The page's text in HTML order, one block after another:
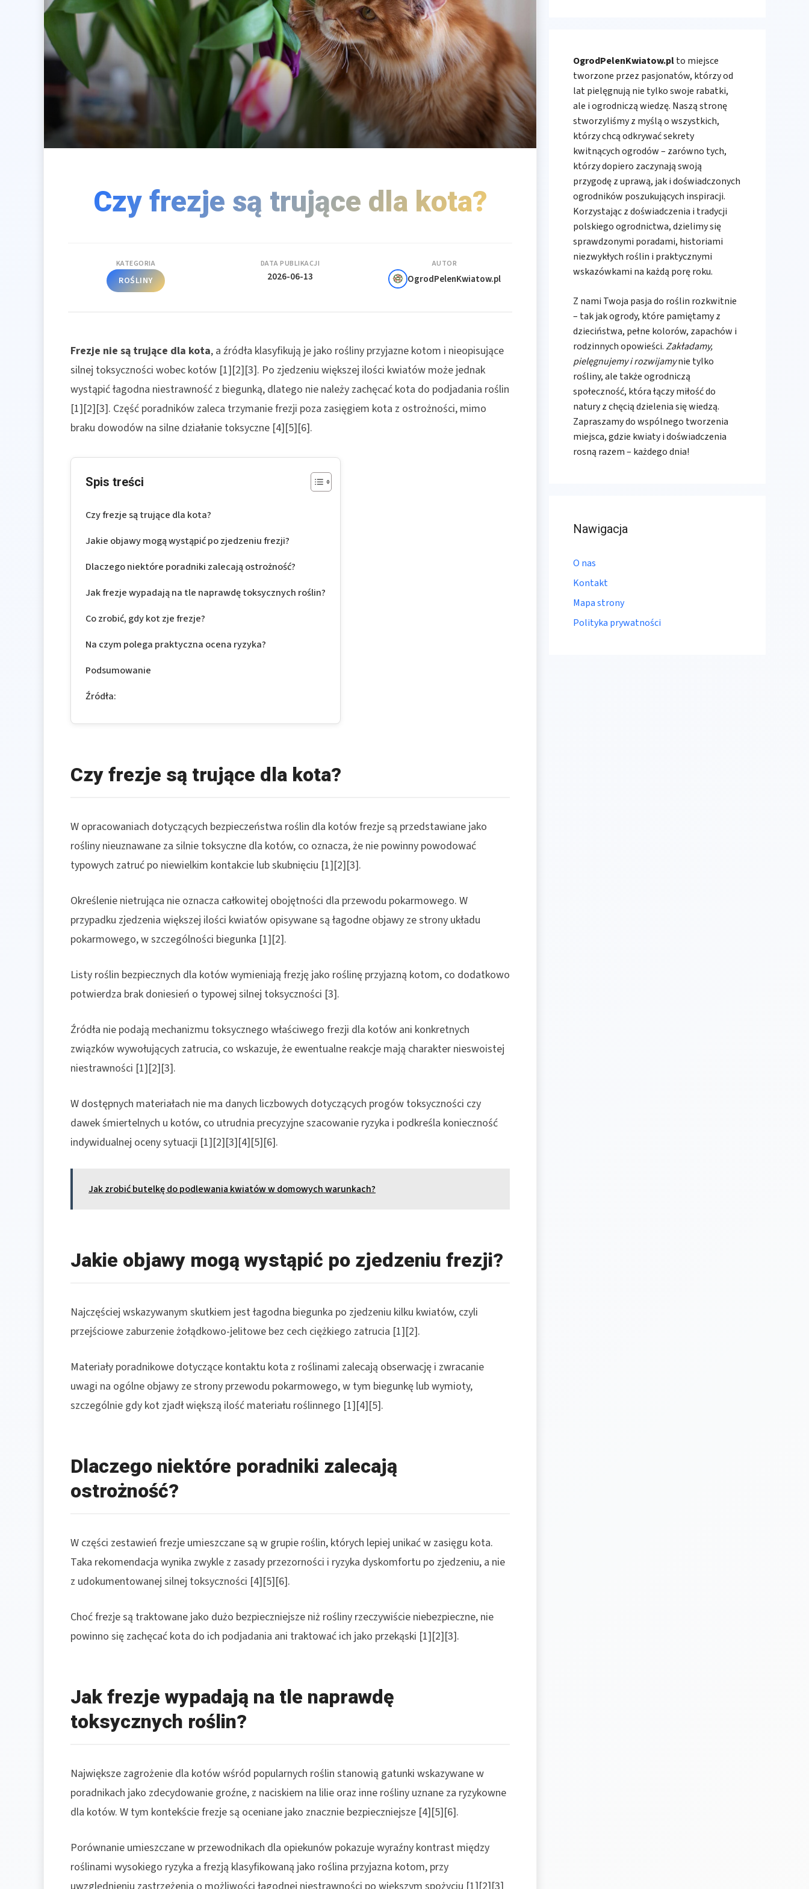
Czy frezje są trujące dla kota?
KATEGORIA
ROŚLINY
DATA PUBLIKACJI
2026-06-13
AUTOR
OgrodPelenKwiatow.pl
Frezje nie są trujące dla kota, a źródła klasyfikują je jako rośliny przyjazne kotom i nieopisujące
silnej toksyczności wobec kotów [1][2][3]. Po zjedzeniu większej ilości kwiatów może jednak
wystąpić łagodna niestrawność z biegunką, dlatego nie należy zachęcać kota do podjadania roślin
[1][2][3]. Część poradników zaleca trzymanie frezji poza zasięgiem kota z ostrożności, mimo
braku dowodów na silne działanie toksyczne [4][5][6].
Spis treści
Czy frezje są trujące dla kota?
Jakie objawy mogą wystąpić po zjedzeniu frezji?
Dlaczego niektóre poradniki zalecają ostrożność?
Jak frezje wypadają na tle naprawdę toksycznych roślin?
Co zrobić, gdy kot zje frezje?
Na czym polega praktyczna ocena ryzyka?
Podsumowanie
Źródła:
Czy frezje są trujące dla kota?
W opracowaniach dotyczących bezpieczeństwa roślin dla kotów frezje są przedstawiane jako
rośliny nieuznawane za silnie toksyczne dla kotów, co oznacza, że nie powinny powodować
typowych zatruć po niewielkim kontakcie lub skubnięciu [1][2][3].
Określenie nietrująca nie oznacza całkowitej obojętności dla przewodu pokarmowego. W
przypadku zjedzenia większej ilości kwiatów opisywane są łagodne objawy ze strony układu
pokarmowego, w szczególności biegunka [1][2].
Listy roślin bezpiecznych dla kotów wymieniają frezję jako roślinę przyjazną kotom, co dodatkowo
potwierdza brak doniesień o typowej silnej toksyczności [3].
Źródła nie podają mechanizmu toksycznego właściwego frezji dla kotów ani konkretnych
związków wywołujących zatrucia, co wskazuje, że ewentualne reakcje mają charakter nieswoistej
niestrawności [1][2][3].
W dostępnych materiałach nie ma danych liczbowych dotyczących progów toksyczności czy
dawek śmiertelnych u kotów, co utrudnia precyzyjne szacowanie ryzyka i podkreśla konieczność
indywidualnej oceny sytuacji [1][2][3][4][5][6].
Jak zrobić butelkę do podlewania kwiatów w domowych warunkach?
Jakie objawy mogą wystąpić po zjedzeniu frezji?
Najczęściej wskazywanym skutkiem jest łagodna biegunka po zjedzeniu kilku kwiatów, czyli
przejściowe zaburzenie żołądkowo-jelitowe bez cech ciężkiego zatrucia [1][2].
Materiały poradnikowe dotyczące kontaktu kota z roślinami zalecają obserwację i zwracanie
uwagi na ogólne objawy ze strony przewodu pokarmowego, w tym biegunkę lub wymioty,
szczególnie gdy kot zjadł większą ilość materiału roślinnego [1][4][5].
Dlaczego niektóre poradniki zalecają
ostrożność?
W części zestawień frezje umieszczane są w grupie roślin, których lepiej unikać w zasięgu kota.
Taka rekomendacja wynika zwykle z zasady przezorności i ryzyka dyskomfortu po zjedzeniu, a nie
z udokumentowanej silnej toksyczności [4][5][6].
Choć frezje są traktowane jako dużo bezpieczniejsze niż rośliny rzeczywiście niebezpieczne, nie
powinno się zachęcać kota do ich podjadania ani traktować ich jako przekąski [1][2][3].
Jak frezje wypadają na tle naprawdę
toksycznych roślin?
Największe zagrożenie dla kotów wśród popularnych roślin stanowią gatunki wskazywane w
poradnikach jako zdecydowanie groźne, z naciskiem na lilie oraz inne rośliny uznane za ryzykowne
dla kotów. W tym kontekście frezje są oceniane jako znacznie bezpieczniejsze [4][5][6].
Porównanie umieszczane w przewodnikach dla opiekunów pokazuje wyraźny kontrast między
roślinami wysokiego ryzyka a frezją klasyfikowaną jako roślina przyjazna kotom, przy
OgrodPelenKwiatow.plto miejsce
tworzone przez pasjonatów, którzy od
lat pielęgnują nie tylko swoje rabatki,
ale i ogrodniczą wiedzę. Naszą stronę
stworzyliśmy z myślą o wszystkich,
którzy chcą odkrywać sekrety
kwitnących ogrodów – zarówno tych,
którzy dopiero zaczynają swoją
przygodę z uprawą, jak i doświadczonych
ogrodników poszukujących inspiracji.
Korzystając z doświadczenia i tradycji
polskiego ogrodnictwa, dzielimy się
sprawdzonymi poradami, historiami
niezwykłych roślin i praktycznymi
wskazówkami na każdą porę roku.
Z nami Twoja pasja do roślin rozkwitnie
– tak jak ogrody, które pamiętamy z
dzieciństwa, pełne kolorów, zapachów i
rodzinnych opowieści.Zakładamy,
pielęgnujemy i rozwijamynie tylko
rośliny, ale także ogrodniczą
społeczność, która łączy miłość do
natury z chęcią dzielenia się wiedzą.
Zapraszamy do wspólnego tworzenia
miejsca, gdzie kwiaty i doświadczenia
rosną razem – każdego dnia!
Nawigacja
O nas
Kontakt
Mapa strony
Polityka prywatności